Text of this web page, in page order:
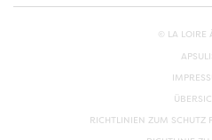
© LA LOIRE
RICHTLINIEN ZUM SCHUTZ